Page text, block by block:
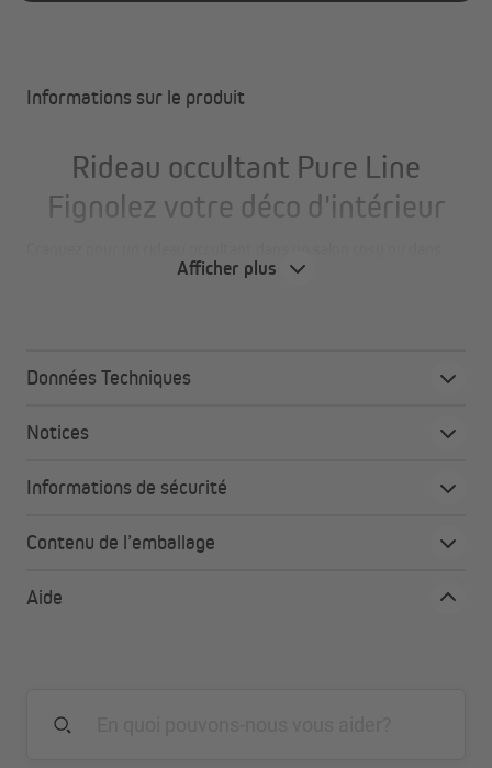
Informations sur le produit
Rideau occultant Pure Line
Fignolez votre déco d'intérieur
votre chambre à coucher pour profiter de bonnes nuits de
beaucoup d’élégance et de classe à votre déco. À la fois design et
pratique, il transormera votre intérieur en un nid douillet, un
Tissu obscurcissant
Un tombé élégant en toutes circonstances
Afficher plus
Données Techniques
Notices
Informations de sécurité
Contenu de l’emballage
Aide